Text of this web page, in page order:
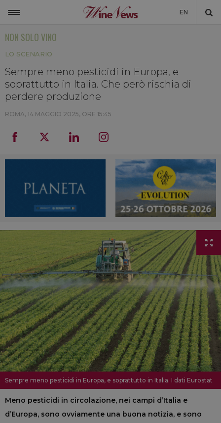
EN
NON SOLO VINO
NEWSLETTER
LA CANTINA DI WINENEWS
DICONO DI NOI
NON SOLO VINO
LO SCENARIO
Sempre meno pesticidi in Europa, e
soprattutto in Italia. Che però rischia di
perdere produzione
ROMA, 14 MAGGIO 2025, ORE 15:45
Sempre meno pesticidi in Europa, e soprattutto in Italia. I dati Eurostat
Meno pesticidi in circolazione, nei campi d’Italia e
d’Europa, sono ovviamente una buona notizia, e sono